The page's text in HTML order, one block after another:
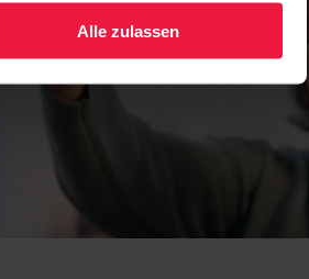
Alle zulassen